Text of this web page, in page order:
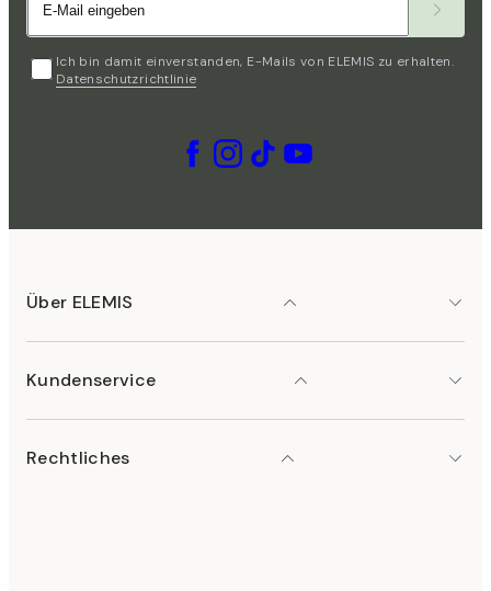
Ich bin damit einverstanden, E-Mails von ELEMIS zu erhalten.
Datenschutzrichtlinie
Über ELEMIS
Kundenservice
Rechtliches